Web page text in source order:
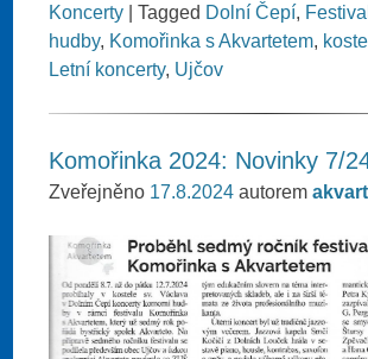
Koncerty
|Tagged Dolní Čepí,
hudby, Komořinka s Akvartetem,
Letní koncerty, Ujčov
Komořinka 2024: Novinky 7/
Zveřejněno 17.8.2024 autorem